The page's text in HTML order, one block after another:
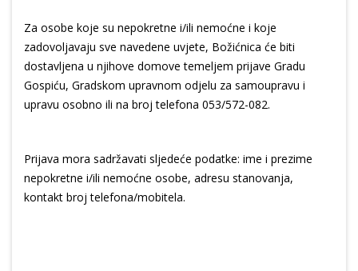
Za osobe koje su nepokretne i/ili nemoćne i koje
zadovoljavaju sve navedene uvjete, Božićnica će biti
dostavljena u njihove domove temeljem prijave Gradu
Gospiću, Gradskom upravnom odjelu za samoupravu i
upravu osobno ili na broj telefona 053/572-082.
Prijava mora sadržavati sljedeće podatke: ime i prezime
nepokretne i/ili nemoćne osobe, adresu stanovanja,
kontakt broj telefona/mobitela.